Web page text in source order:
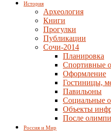
История
Археология
Книги
Прогулки
Публикации
Сочи-2014
Планировка
Спортивные
Оформление
Гостиницы,
Павильоны
Социальные
Объекты
После
Россия и Мир